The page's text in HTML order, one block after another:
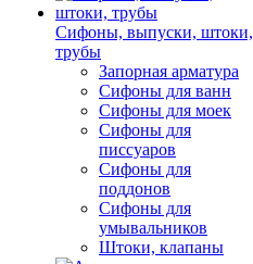
Сифоны, выпуски, штоки,
трубы
Запорная арматура
Сифоны для ванн
Сифоны для моек
Сифоны для
писсуаров
Сифоны для
поддонов
Сифоны для
умывальников
Штоки, клапаны